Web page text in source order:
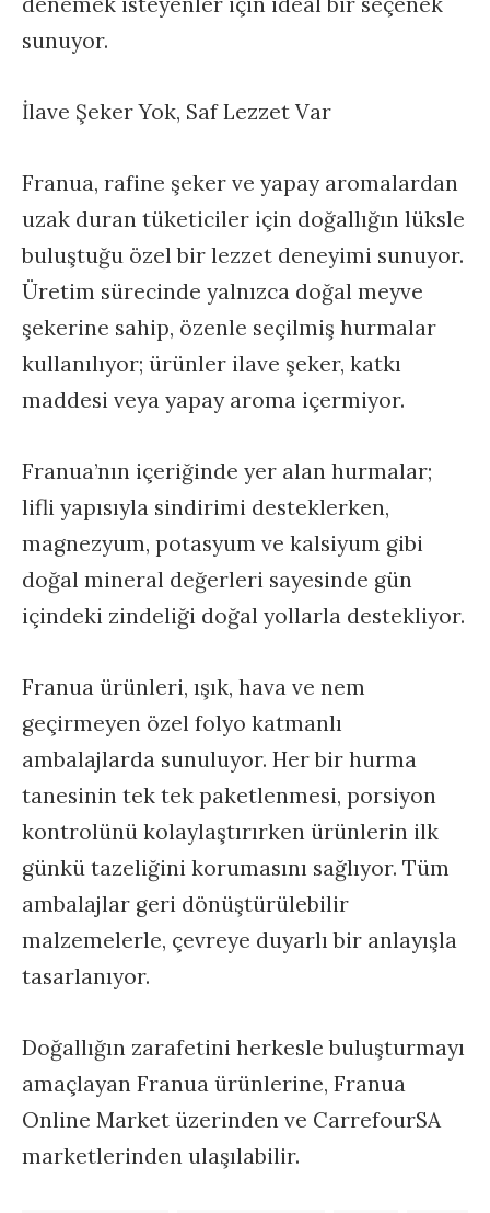
sunuyor.
İlave Şeker Yok, Saf Lezzet Var
Franua, rafine şeker ve yapay aromalardan
uzak duran tüketiciler için doğallığın lüksle
buluştuğu özel bir lezzet deneyimi sunuyor.
Üretim sürecinde yalnızca doğal meyve
şekerine sahip, özenle seçilmiş hurmalar
kullanılıyor; ürünler ilave şeker, katkı
maddesi veya yapay aroma içermiyor.
Franua’nın içeriğinde yer alan hurmalar;
lifli yapısıyla sindirimi desteklerken,
magnezyum, potasyum ve kalsiyum gibi
doğal mineral değerleri sayesinde gün
içindeki zindeliği doğal yollarla destekliyor.
Franua ürünleri, ışık, hava ve nem
geçirmeyen özel folyo katmanlı
ambalajlarda sunuluyor. Her bir hurma
tanesinin tek tek paketlenmesi, porsiyon
kontrolünü kolaylaştırırken ürünlerin ilk
günkü tazeliğini korumasını sağlıyor. Tüm
ambalajlar geri dönüştürülebilir
malzemelerle, çevreye duyarlı bir anlayışla
tasarlanıyor.
Doğallığın zarafetini herkesle buluşturmayı
amaçlayan Franua ürünlerine, Franua
Online Market üzerinden ve CarrefourSA
marketlerinden ulaşılabilir.